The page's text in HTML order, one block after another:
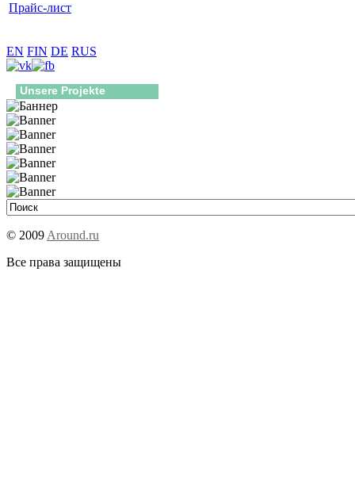
Прайс-лист
EN FIN DE RUS
Unsere Projekte
© 2009 Around.ru
Все права защищены